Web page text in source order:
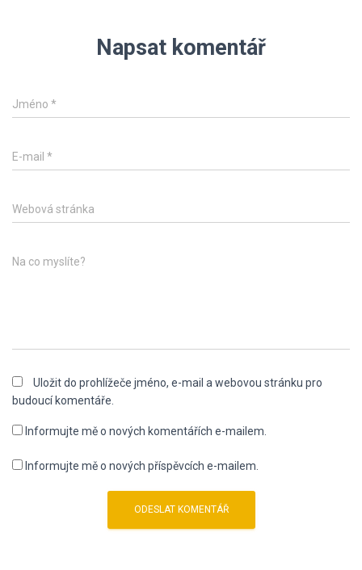
Napsat komentář
Jméno *
E-mail *
Webová stránka
Na co myslíte?
Uložit do prohlížeče jméno, e-mail a webovou stránku pro
budoucí komentáře.
Informujte mě o nových komentářích e-mailem.
Informujte mě o nových příspěvcích e-mailem.